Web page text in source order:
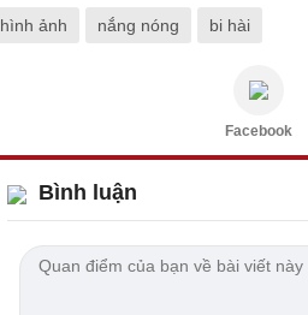
hình ảnh nắng nóng bi hài
Facebook
Bình luận